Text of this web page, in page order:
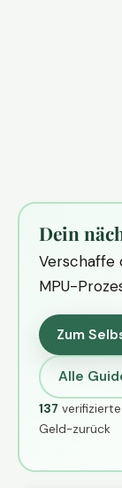
Dein
Verschaffe
MPU-
Zum
Alle
137 verifizierte
Geld-zurück